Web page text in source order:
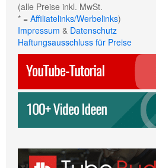
(alle Preise inkl. MwSt.
* = Affiliatelinks/Werbelinks)
Impressum & Datenschutz
Haftungsausschluss für Preise